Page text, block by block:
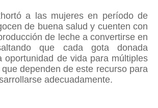
a las mujeres en período de
de buena salud y cuenten con
de leche a convertirse en
que cada gota donada
oportunidad de vida para múltiples
dependen de este recurso para
adecuadamente.